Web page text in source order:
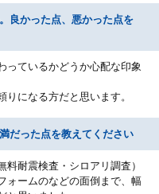
良かった点、悪かった点を
っているかどうか心配な印象
になる方だと思います。
だった点を教えてください
料耐震検査・シロアリ調査）
ォームのなどの面倒まで、幅